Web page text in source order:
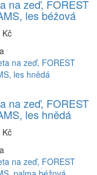
na zeď, FOREST
les béžová
na zeď, FOREST
les hnědá